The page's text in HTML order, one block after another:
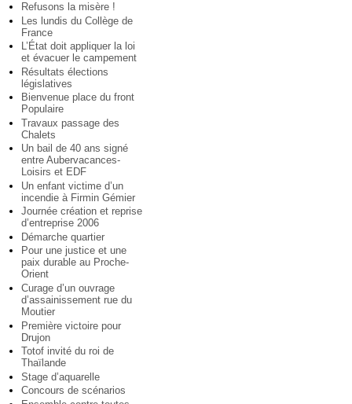
Refusons la misère !
Les lundis du Collège de
France
L’État doit appliquer la loi
et évacuer le campement
Résultats élections
législatives
Bienvenue place du front
Populaire
Travaux passage des
Chalets
Un bail de 40 ans signé
entre Aubervacances-
Loisirs et EDF
Un enfant victime d’un
incendie à Firmin Gémier
Journée création et reprise
d’entreprise 2006
Démarche quartier
Pour une justice et une
paix durable au Proche-
Orient
Curage d’un ouvrage
d’assainissement rue du
Moutier
Première victoire pour
Drujon
Totof invité du roi de
Thaïlande
Stage d’aquarelle
Concours de scénarios